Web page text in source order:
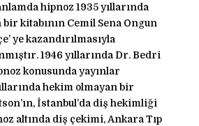
hipnoz 1935 yıllarında
kitabının Cemil Sena Ongun
ye kazandırılmasıyla
1946 yıllarında Dr. Bedri
konusunda yayınlar
hekim olmayan bir
İstanbul’da diş hekimliği
altında diş çekimi, Ankara Tıp